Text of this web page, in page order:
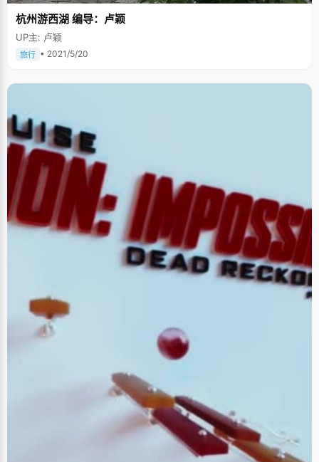
杭州游西湖 编导：卢颖
UP主: 卢颖
旅行 • 2021/5/20